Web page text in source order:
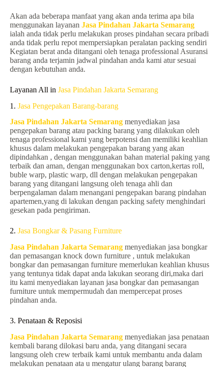
Akan ada beberapa manfaat yang akan anda terima apa bila
menggunakan layanan Jasa Pindahan Jakarta Semarang
ialah anda tidak perlu melakukan proses pindahan secara pribadi
anda tidak perlu repot mempersiapkan peralatan packing sendiri
Kegiatan berat anda ditangani oleh tenaga professional Asuransi
barang anda terjamin jadwal pindahan anda kami atur sesuai
dengan kebutuhan anda.
Layanan All in Jasa Pindahan Jakarta Semarang
1. Jasa Pengepakan Barang-barang
Jasa Pindahan Jakarta Semarang menyediakan jasa
pengepakan barang atau packing barang yang dilakukan oleh
tenaga professional kami yang berpotensi dan memiliki keahlian
khusus dalam melakukan pengepakan barang yang akan
dipindahkan , dengan menggunakan bahan material paking yang
terbaik dan aman, dengan menggunakan box carton,kertas roll,
buble warp, plastic warp, dll dengan melakukan pengepakan
barang yang ditangani langsung oleh tenaga ahli dan
berpengalaman dalam menangani pengepakan barang pindahan
apartemen,yang di lakukan dengan packing safety menghindari
gesekan pada pengiriman.
2. Jasa Bongkar & Pasang Furniture
Jasa Pindahan Jakarta Semarang menyediakan jasa bongkar
dan pemasangan knock down furniture , untuk melakukan
bongkar dan pemasangan furniture memerlukan keahlian khusus
yang tentunya tidak dapat anda lakukan seorang diri,maka dari
itu kami menyediakan layanan jasa bongkar dan pemasangan
furniture untuk mempermudah dan mempercepat proses
pindahan anda.
3. Penataan & Reposisi
Jasa Pindahan Jakarta Semarang menyediakan jasa penataan
kembali barang dilokasi baru anda, yang ditangani secara
langsung oleh crew terbaik kami untuk membantu anda dalam
melakukan penataan ata u mengatur ulang barang barang